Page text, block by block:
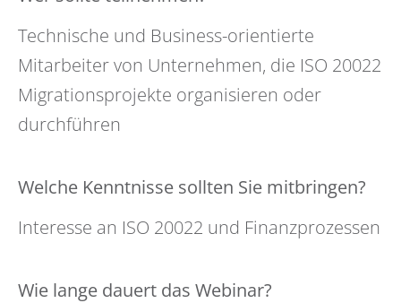
Technische und Business-orientierte
Mitarbeiter von Unternehmen, die ISO 20022
Migrationsprojekte organisieren oder
durchführen
Welche Kenntnisse sollten Sie mitbringen?
Interesse an ISO 20022 und Finanzprozessen
Wie lange dauert das Webinar?